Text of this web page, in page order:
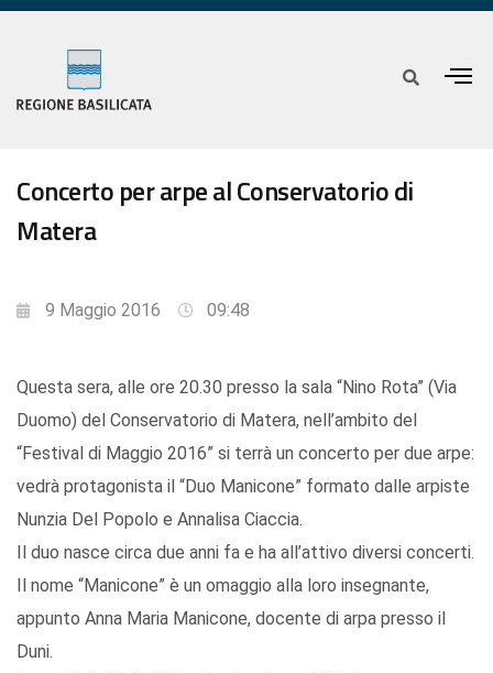
Concerto per arpe al Conservatorio di
Matera
9 Maggio 2016 09:48
Questa sera, alle ore 20.30 presso la sala “Nino Rota” (Via
Duomo) del Conservatorio di Matera, nell’ambito del
“Festival di Maggio 2016” si terrà un concerto per due arpe:
vedrà protagonista il “Duo Manicone” formato dalle arpiste
Nunzia Del Popolo e Annalisa Ciaccia.
Il duo nasce circa due anni fa e ha all’attivo diversi concerti.
Il nome “Manicone” è un omaggio alla loro insegnante,
appunto Anna Maria Manicone, docente di arpa presso il
Duni.